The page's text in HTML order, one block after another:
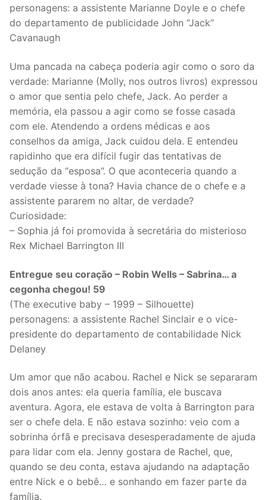
personagens: a assistente Marianne Doyle e o chefe
do departamento de publicidade John “Jack”
Cavanaugh
Uma pancada na cabeça poderia agir como o soro da
verdade: Marianne (Molly, nos outros livros) expressou
o amor que sentia pelo chefe, Jack. Ao perder a
memória, ela passou a agir como se fosse casada
com ele. Atendendo a ordens médicas e aos
conselhos da amiga, Jack cuidou dela. E entendeu
rapidinho que era difícil fugir das tentativas de
sedução da “esposa”. O que aconteceria quando a
verdade viesse à tona? Havia chance de o chefe e a
assistente pararem no altar, de verdade?
Curiosidade:
– Sophia já foi promovida à secretária do misterioso
Rex Michael Barrington III
Entregue seu coração – Robin Wells – Sabrina… a
cegonha chegou! 59
(The executive baby – 1999 – Silhouette)
personagens: a assistente Rachel Sinclair e o vice-
presidente do departamento de contabilidade Nick
Delaney
Um amor que não acabou. Rachel e Nick se separaram
dois anos antes: ela queria família, ele buscava
aventura. Agora, ele estava de volta à Barrington para
ser o chefe dela. E não estava sozinho: veio com a
sobrinha órfã e precisava desesperadamente de ajuda
para lidar com ela. Jenny gostara de Rachel, que,
quando se deu conta, estava ajudando na adaptação
entre Nick e o bebê… e sonhando em fazer parte da
família.